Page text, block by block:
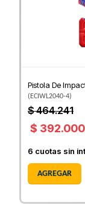
Pistola De
(ECIWL2040-4)
$ 464.241
$ 392.000
6 cuotas sin
AGREGAR